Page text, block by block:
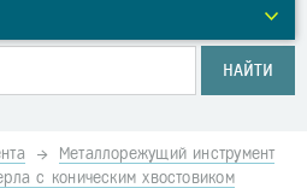
НАЙТИ
Металлорежущий инструмент
с коническим хвостовиком